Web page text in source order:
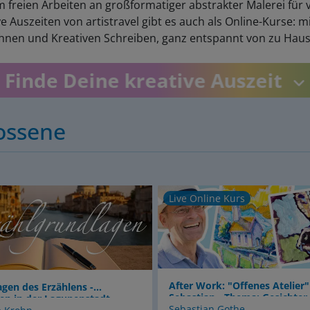
Finde Deine kreative Auszeit
freien Arbeiten an großformatiger abstrakter Malerei für
Auszeiten von artistravel gibt es auch als Online-Kurse:
und Kreativen Schreiben, ganz entspannt von zu
Kurs
"Offenes Atelier" mit
- Thema: Gesichter ganz
Jan Klose-Brüdern.
Experimentelle Fotografie